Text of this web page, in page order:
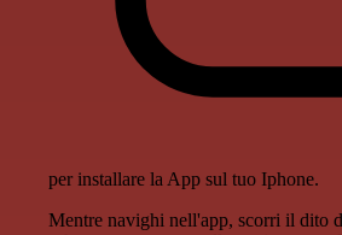
per installare la App sul tuo Iphone.
Mentre navighi nell'app, scorri il dito